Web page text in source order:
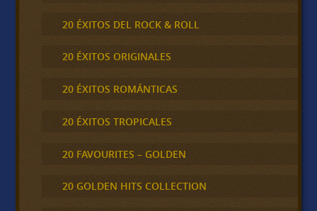
20 ÉXITOS DEL ROCK & ROLL
20 ÉXITOS ORIGINALES
20 ÉXITOS ROMÁNTICAS
20 ÉXITOS TROPICALES
20 FAVOURITES – GOLDEN
20 GOLDEN HITS COLLECTION